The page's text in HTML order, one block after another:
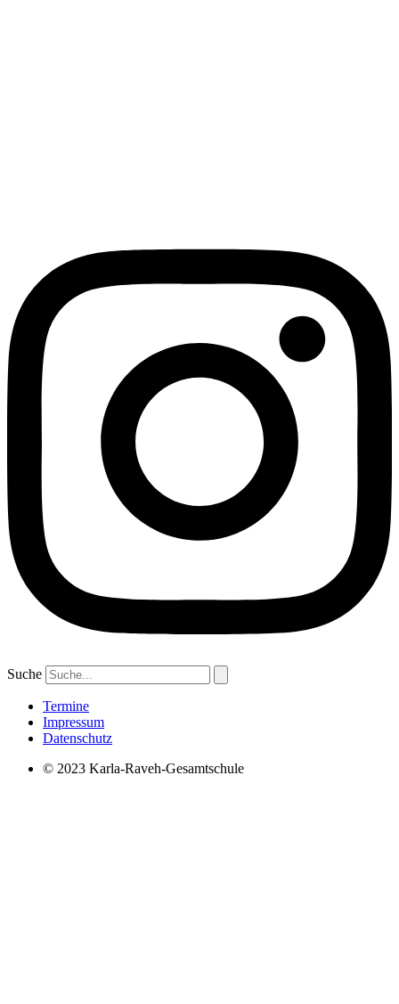
Suche
Termine
Impressum
Datenschutz
© 2023 Karla-Raveh-Gesamtschule